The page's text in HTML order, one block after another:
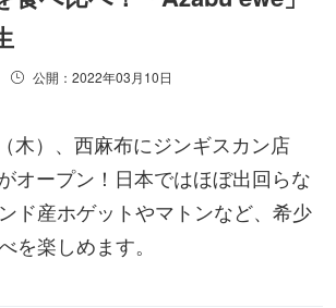
公開：2022年03月10日
木）、西麻布にジンギスカン店
オープン！日本ではほぼ出回らな
ド産ホゲットやマトンなど、希少
を楽しめます。